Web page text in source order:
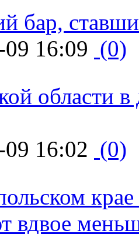
бар,
16:09 (0)
области в
16:02 (0)
вдвое